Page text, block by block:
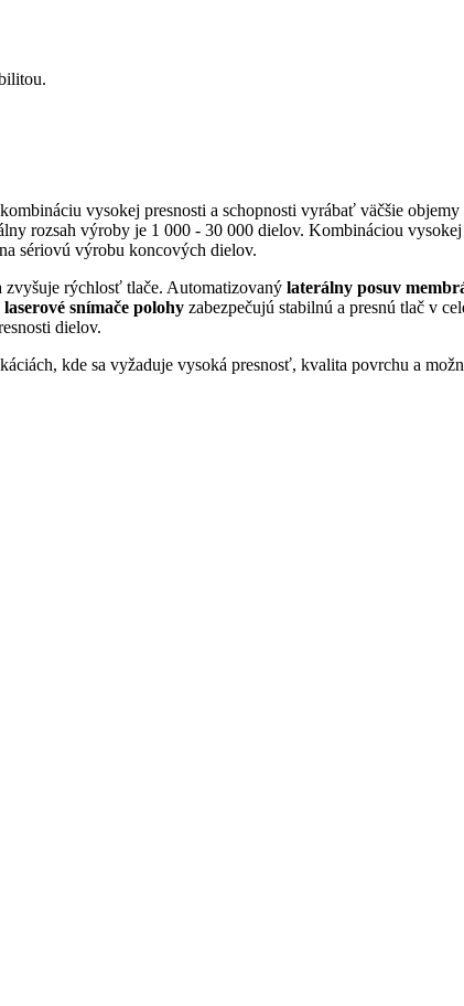
vysokej presnosti a schopnosti vyrábať väčšie
rozsah výroby je 1 000 - 30 000 dielov. Kombináciou
sériovú výrobu koncových dielov.
rýchlosť tlače. Automatizovaný laterálny posuv
laserové snímače polohy zabezpečujú stabilnú a presnú tlač v
dielov.
kde sa vyžaduje vysoká presnosť, kvalita povrchu a